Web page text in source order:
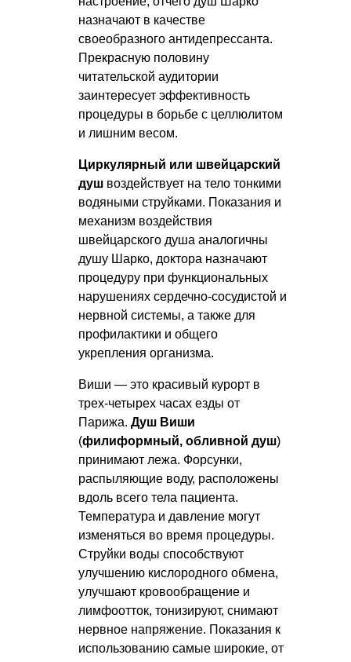
назначают в качестве
своеобразного антидепрессанта.
Прекрасную половину
читательской аудитории
заинтересует эффективность
процедуры в борьбе с целлюлитом
и лишним весом.
Циркулярный или швейцарский
душ воздействует на тело тонкими
водяными струйками. Показания и
механизм воздействия
швейцарского душа аналогичны
душу Шарко, доктора назначают
процедуру при функциональных
нарушениях сердечно-сосудистой и
нервной системы, а также для
профилактики и общего
укрепления организма.
Виши — это красивый курорт в
трех-четырех часах езды от
Парижа. Душ Виши
(филиформный, обливной душ)
принимают лежа. Форсунки,
распыляющие воду, расположены
вдоль всего тела пациента.
Температура и давление могут
изменяться во время процедуры.
Струйки воды способствуют
улучшению кислородного обмена,
улучшают кровообращение и
лимфоотток, тонизируют, снимают
нервное напряжение. Показания к
использованию самые широкие, от